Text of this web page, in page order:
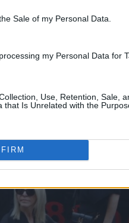
Sale of my Personal Data.
my Personal Data for
Use, Retention, Sale,
that Is Unrelated with the